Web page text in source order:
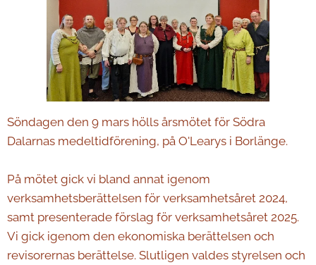
Söndagen den 9 mars hölls årsmötet för Södra
Dalarnas medeltidförening, på O'Learys i Borlänge.
På mötet gick vi bland annat igenom
verksamhetsberättelsen för verksamhetsåret 2024,
samt presenterade förslag för verksamhetsåret 2025.
Vi gick igenom den ekonomiska berättelsen och
revisorernas berättelse. Slutligen valdes styrelsen och